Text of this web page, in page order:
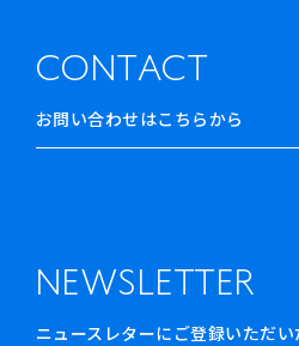
CONTACT
お問い合わせはこちらから
NEWSLETTER
ニュースレターにご登録いただ